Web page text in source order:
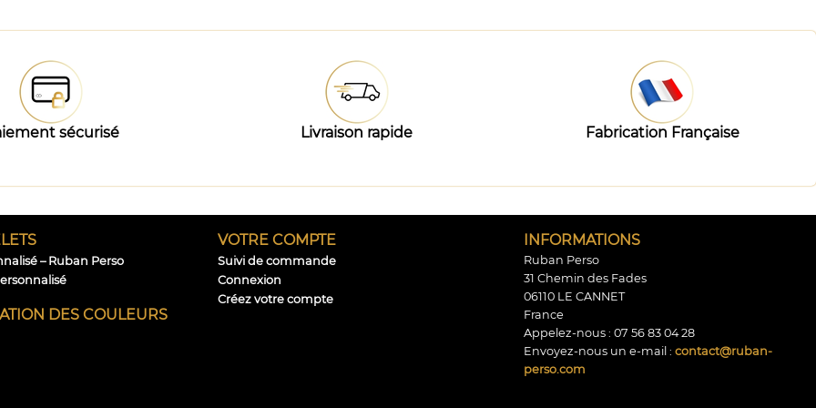
sécurisé Livraison rapide Fabrication Française
– Ruban Perso
DES COULEURS
VOTRE COMPTE
Suivi de commande
Connexion
Créez votre compte
INFORMATIONS
Ruban Perso
31 Chemin des Fades
06110 LE CANNET
France
Appelez-nous : 07 56 83 04 28
Envoyez-nous un e-mail : contact@ruban-
perso.com